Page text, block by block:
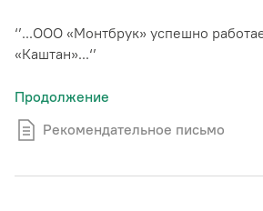
‘’...ООО «Монтбрук» успешно
«Каштан»...‘’
Продолжение
Рекомендательное письмо